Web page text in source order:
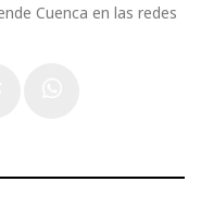
Cuenca en las redes